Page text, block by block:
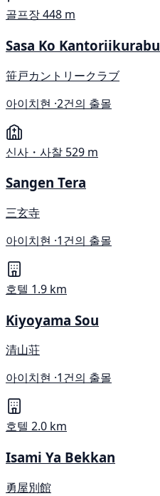
골프장448 m
Sasa Ko Kantoriikurabu
笹戸カントリークラブ
아이치현 ·2건의 출몰
신사・사찰 529 m
Sangen Tera
三玄寺
아이치현 ·1건의 출몰
호텔 1.9 km
Kiyoyama Sou
清山荘
아이치현 ·1건의 출몰
호텔 2.0 km
Isami Ya Bekkan
勇屋別館